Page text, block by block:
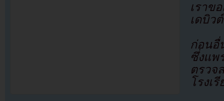
เราข
เดบิว
ก่อนอื่
ซึ่งแพ
ตรวจ
โรงเ